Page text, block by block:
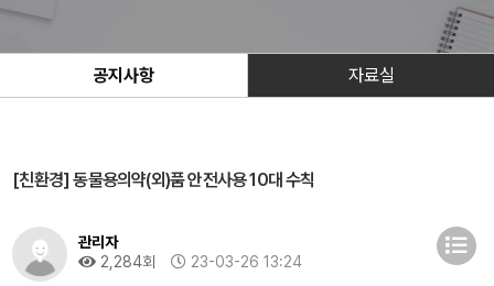
공지사항 자료실
[친환경] 동물용의약(외)품 안전사용 10대 수칙
관리자
2,284회
23-03-26 13:24